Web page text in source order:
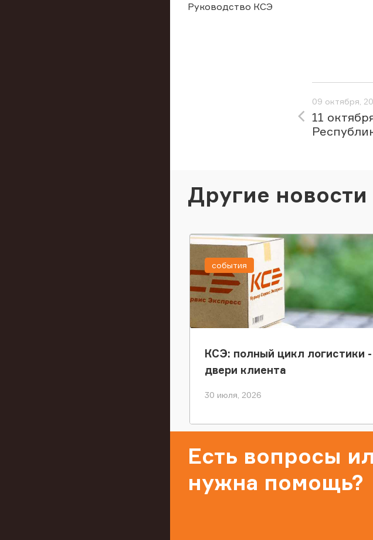
Руководство КСЭ
09 октября,
11
Другие новости
КСЭ: полный цикл логистики
двери клиента
30 июля, 2026
события
Есть вопросы
нужна помощь?